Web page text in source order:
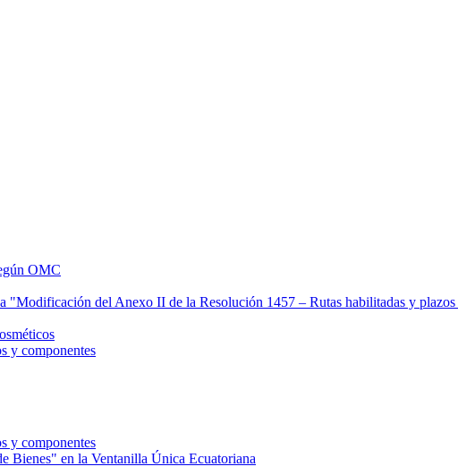
OMC
"Modificación del Anexo II de la Resolución 1457 – Rutas habilitadas y
y componentes
y componentes
Bienes" en la Ventanilla Única Ecuatoriana